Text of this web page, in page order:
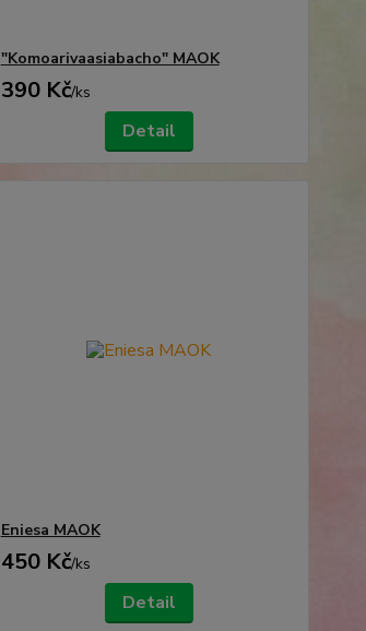
"Komoarivaasiabacho" MAOK
390 Kč/ks
Detail
Eniesa MAOK
450 Kč/ks
Detail